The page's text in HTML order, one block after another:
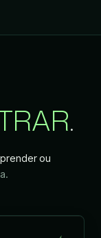
.
ou